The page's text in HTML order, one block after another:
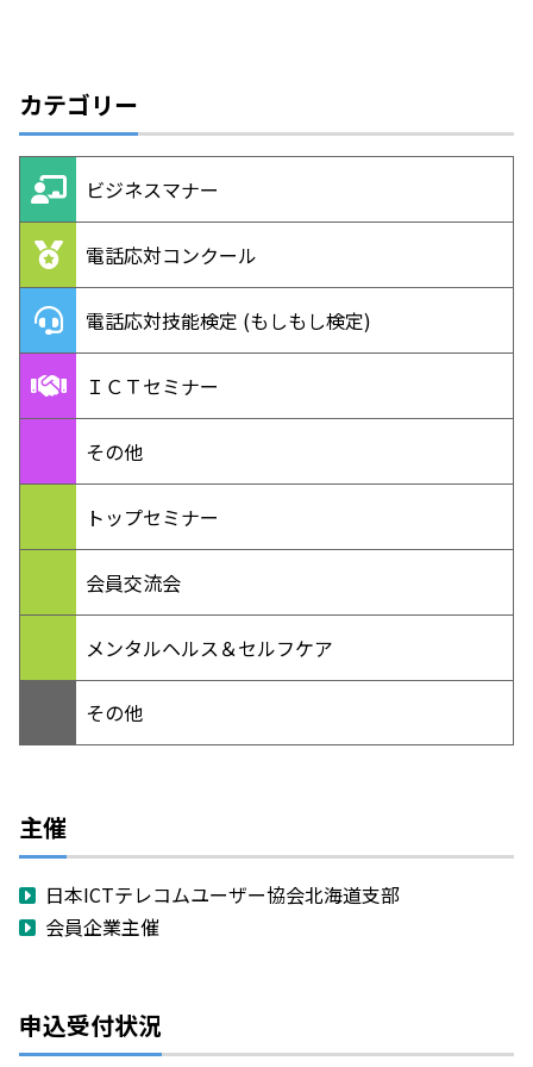
カテゴリー
ビジネスマナー
電話応対コンクール
電話応対技能検定 (もしもし検定)
ＩＣＴセミナー
その他
トップセミナー
会員交流会
メンタルヘルス＆セルフケア
その他
主催
日本ICTテレコムユーザー協会北海道支部
会員企業主催
申込受付状況